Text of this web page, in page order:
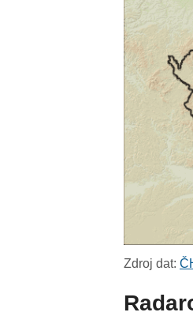
Zdroj dat: